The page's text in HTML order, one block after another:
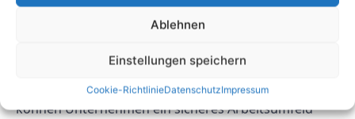
Ablehnen
Einstellungen speichern
Cookie-RichtlinieDatenschutzImpressum
Arbeitsplatz. Durch die Vermeidung häufiger Fehler
wie fehlender angemessener Schulung,
regelmäßiger Inspektionen, Missachtung von
Herstellerrichtlinien und überstürzter Inspektionen
können Unternehmen ein sicheres Arbeitsumfeld